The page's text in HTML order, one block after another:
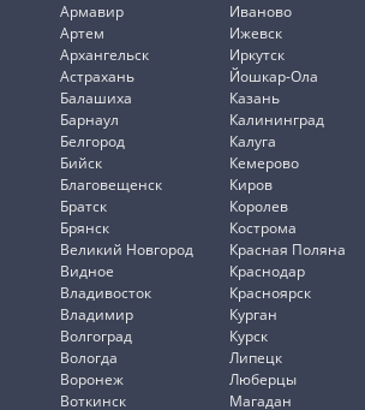
Армавир
Артем
Архангельск
Астрахань
Балашиха
Барнаул
Белгород
Бийск
Благовещенск
Братск
Брянск
Великий Новгород
Видное
Владивосток
Владимир
Волгоград
Вологда
Воронеж
Воткинск
Иваново
Ижевск
Иркутск
Йошкар-Ола
Казань
Калининград
Калуга
Кемерово
Киров
Королев
Кострома
Красная Поляна
Краснодар
Красноярск
Курган
Курск
Липецк
Люберцы
Магадан